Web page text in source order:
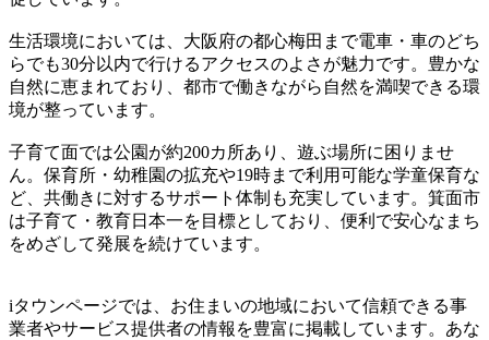
生活環境においては、大阪府の都心梅田まで電車・車のどち
らでも30分以内で行けるアクセスのよさが魅力です。豊かな
自然に恵まれており、都市で働きながら自然を満喫できる環
境が整っています。
子育て面では公園が約200カ所あり、遊ぶ場所に困りませ
ん。保育所・幼稚園の拡充や19時まで利用可能な学童保育な
ど、共働きに対するサポート体制も充実しています。箕面市
は子育て・教育日本一を目標としており、便利で安心なまち
をめざして発展を続けています。
iタウンページでは、お住まいの地域において信頼できる事
業者やサービス提供者の情報を豊富に掲載しています。あな